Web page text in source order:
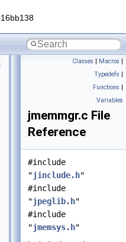
Classes | Macros |
Typedefs |
Functions |
Variables
jmemmgr.c File
Reference
#include
"jinclude.h"
#include
"jpeglib.h"
#include
"jmemsys.h"